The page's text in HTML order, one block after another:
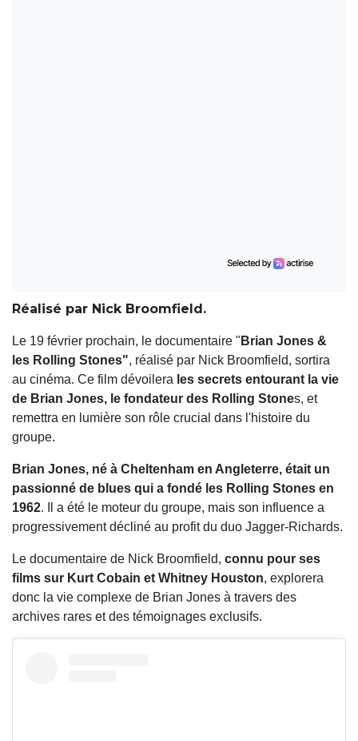
Réalisé par Nick Broomfield.
Le 19 février prochain, le documentaire " Brian Jones &
les Rolling Stones", réalisé par Nick Broomfield, sortira
au cinéma. Ce film dévoilera les secrets entourant la vie
de Brian Jones, le fondateur des Rolling Stones, et
remettra en lumière son rôle crucial dans l'histoire du
groupe.
Brian Jones, né à Cheltenham en Angleterre, était un
passionné de blues qui a fondé les Rolling Stones en
1962. Il a été le moteur du groupe, mais son influence a
progressivement décliné au profit du duo Jagger-Richards.
Le documentaire de Nick Broomfield, connu pour ses
films sur Kurt Cobain et Whitney Houston, explorera
donc la vie complexe de Brian Jones à travers des
archives rares et des témoignages exclusifs.